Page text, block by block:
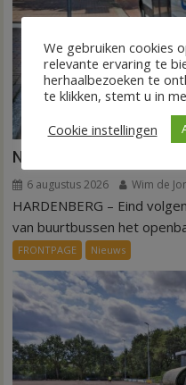
Nieuw ov-systeem
6 augustus 2026 Wim de
HARDENBERG – Eind
van buurtbussen het
FRONTPAGE Nieuws
We gebruiken cookies
relevante ervaring te
herhaalbezoeken te
te klikken, stemt u in
Cookie instellingen